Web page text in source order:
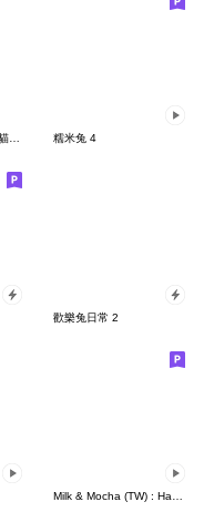
老虎貓貓✩我是個吃貨貓貓✩ 糯米兔 4
歡樂兔日常 2